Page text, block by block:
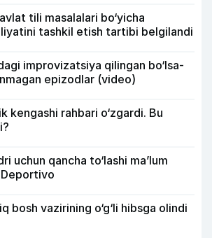
tili masalalari bo‘yicha
tashkil etish tartibi belgilandi
improvizatsiya qilingan bo‘lsa-
epizodlar (video)
kengashi rahbari o‘zgardi. Bu
uchun qancha to‘lashi ma’lum
bosh vazirining o‘g‘li hibsga olindi